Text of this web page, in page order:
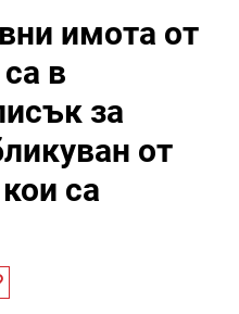
имота от
в
за
от
са